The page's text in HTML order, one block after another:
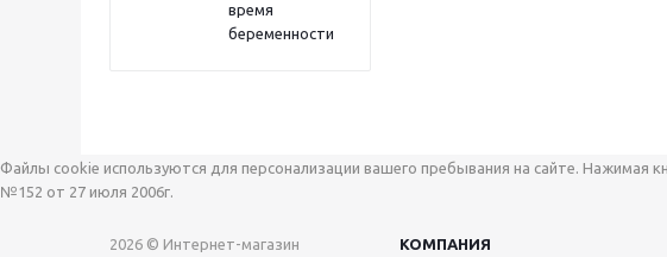
время
беременности
Файлы cookie используются для персонализации вашего пребывания на сайте. Нажимая
№152 от 27 июля 2006г.
2026 © Интернет-магазин КОМПАНИЯ